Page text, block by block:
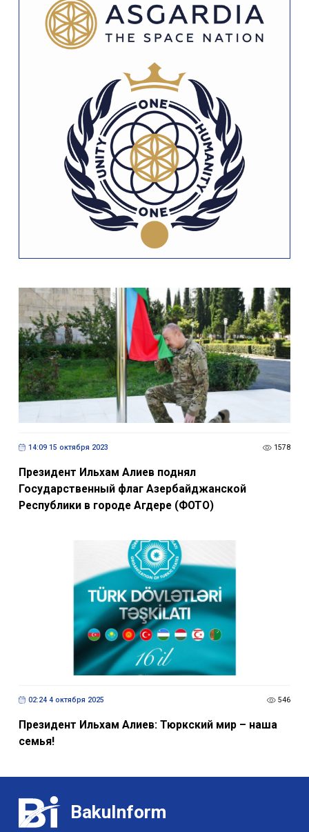
14:09 15 октября 2023 1578
Президент Ильхам Алиев поднял
Государственный флаг Азербайджанской
Республики в городе Агдере (ФОТО)
02:24 4 октября 2025 546
Президент Ильхам Алиев: Тюркский мир – наша
семья!
BakuInform